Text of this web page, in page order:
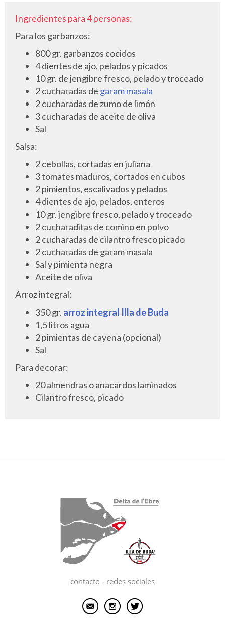
Ingredientes para 4 personas:
Para los garbanzos:
800 gr. garbanzos cocidos
4 dientes de ajo, pelados y picados
10 gr. de jengibre fresco, pelado y troceado
2 cucharadas de garam masala
2 cucharadas de zumo de limón
3 cucharadas de aceite de oliva
Sal
Salsa:
2 cebollas, cortadas en juliana
3 tomates maduros, cortados en cubos
2 pimientos, escalivados y pelados
4 dientes de ajo, pelados, enteros
10 gr. jengibre fresco, pelado y troceado
2 cucharaditas de comino en polvo
2 cucharadas de cilantro fresco picado
2 cucharadas de garam masala
Sal y pimienta negra
Aceite de oliva
Arroz integral:
350 gr. arroz integral Illa de Buda
1,5 litros agua
2 pimientas de cayena (opcional)
Sal
Para decorar:
20 almendras o anacardos laminados
Cilantro fresco, picado
contacto - redes sociales